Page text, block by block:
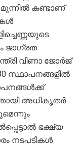
കണ്ടാണ്
ജാഗ്രത
വീണാ ജോർജ്
സ്ഥാപനങ്ങളിൽ
അധികൃതർ
ഭക്ഷ്യ
നടപടികൾ